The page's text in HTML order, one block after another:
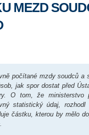
MEZD
počítané mzdy soudců a
jak spor dostat před
O tom, že
statistický údaj, rozhodl
částku, kterou by mělo